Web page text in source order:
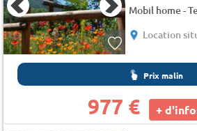
Mobil home -
Location
Prix malin
977 € +